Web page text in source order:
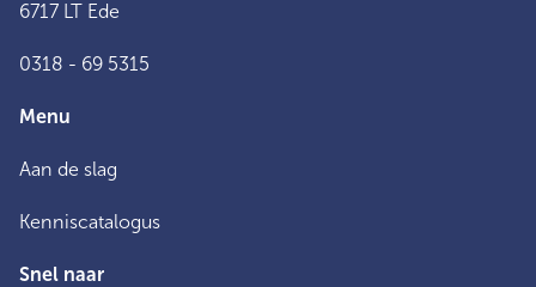
6717 LT Ede
0318 - 69 5315
Menu
Aan de slag
Kenniscatalogus
Snel naar